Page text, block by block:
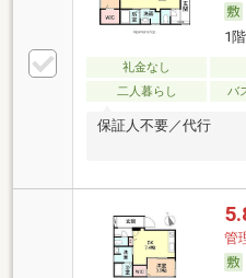
1
礼金なし
二人暮らし
バ
保証人不要／代行
管